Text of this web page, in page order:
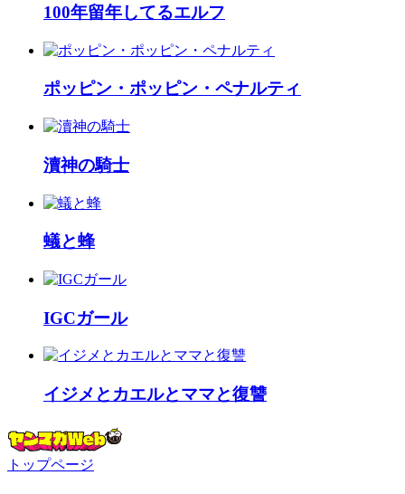
100年留年してるエルフ
ポッピン・ポッピン・ペナルティ
瀆神の騎士
蟻と蜂
IGCガール
イジメとカエルとママと復讐
トップページ